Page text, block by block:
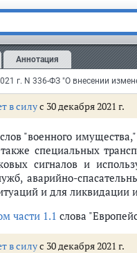
Аннотация
31Федерального закона
Федерации
законодательства
27, ст. 4190; 2019, N 31,
в силус 30 декабря 2021 г.
"военного
специальных
сигналов и
аварийно-
и для ликвидации
части 1.1 слова
в силус 30 декабря 2021 г.